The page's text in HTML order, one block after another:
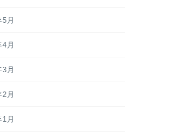
月
月
月
月
月